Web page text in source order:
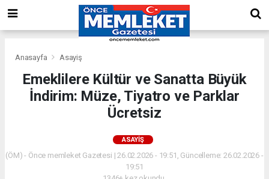
Anasayfa Asayiş
Emeklilere Kültür ve Sanatta Büyük
İndirim: Müze, Tiyatro ve Parklar
Ücretsiz
ASAYIŞ
(ÖM) - Önce memleket Gazetesi | 26.02.2026 - 19:51, Güncelleme: 26.02.2026 -
19:51